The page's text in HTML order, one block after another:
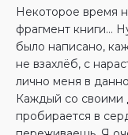
Некоторое время
фрагмент книги…
было написано,
не взахлёб, с
лично меня в
Каждый со своими
пробирается в